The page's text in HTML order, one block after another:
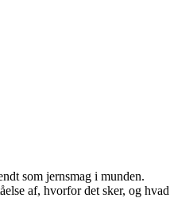
som jernsmag i munden.
af, hvorfor det sker, og hvad